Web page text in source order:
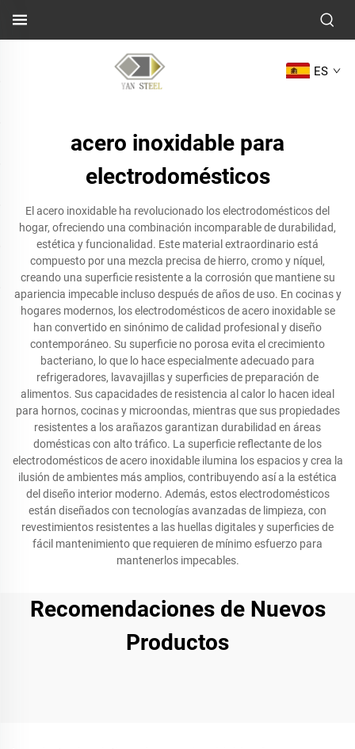
ES
acero inoxidable para
electrodomésticos
El acero inoxidable ha revolucionado los electrodomésticos del
hogar, ofreciendo una combinación incomparable de durabilidad,
estética y funcionalidad. Este material extraordinario está
compuesto por una mezcla precisa de hierro, cromo y níquel,
creando una superficie resistente a la corrosión que mantiene su
apariencia impecable incluso después de años de uso. En cocinas y
hogares modernos, los electrodomésticos de acero inoxidable se
han convertido en sinónimo de calidad profesional y diseño
contemporáneo. Su superficie no porosa evita el crecimiento
bacteriano, lo que lo hace especialmente adecuado para
refrigeradores, lavavajillas y superficies de preparación de
alimentos. Sus capacidades de resistencia al calor lo hacen ideal
para hornos, cocinas y microondas, mientras que sus propiedades
resistentes a los arañazos garantizan durabilidad en áreas
domésticas con alto tráfico. La superficie reflectante de los
electrodomésticos de acero inoxidable ilumina los espacios y crea la
ilusión de ambientes más amplios, contribuyendo así a la estética
del diseño interior moderno. Además, estos electrodomésticos
están diseñados con tecnologías avanzadas de limpieza, con
revestimientos resistentes a las huellas digitales y superficies de
fácil mantenimiento que requieren de mínimo esfuerzo para
mantenerlos impecables.
Recomendaciones de Nuevos
Productos